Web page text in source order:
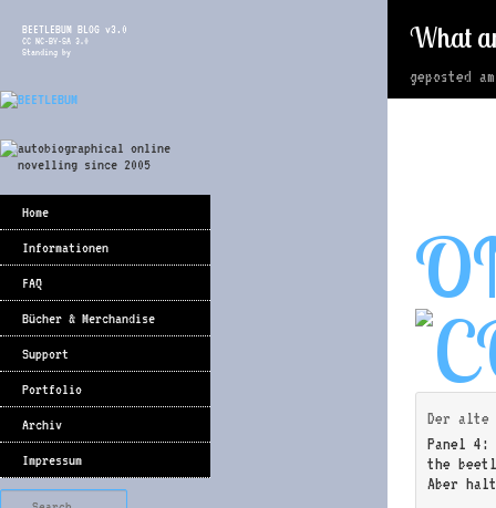
BEETLEBUM BLOG v3.0
CC NC-BY-SA 3.0
Standing by
Home
Informationen
FAQ
Bücher & Merchandise
Support
Portfolio
Archiv
Impressum
What
geposted
Der alte
Panel 4:
the
Aber